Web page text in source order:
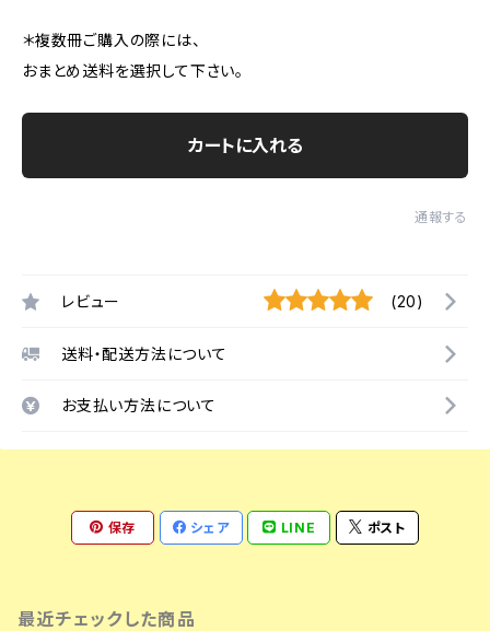
＊複数冊ご購入の際には、
おまとめ送料を選択して下さい。
カートに入れる
通報する
レビュー (20)
送料・配送方法について
お支払い方法について
保存 シェア LINE ポスト
最近チェックした商品